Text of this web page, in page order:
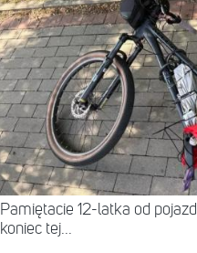
Pamiętacie 12-latka od
koniec tej...